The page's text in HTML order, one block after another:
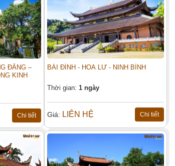
ĐĂNG –
KINH
Chi tiết
BÁI ĐÍNH - HOA LƯ - NINH BÌNH
Thời gian: 1 ngày
Giá: LIÊN HỆ Chi tiết